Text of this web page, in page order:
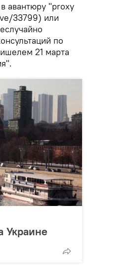
авантюру "proxy
33799) или
по
21 марта
Украине